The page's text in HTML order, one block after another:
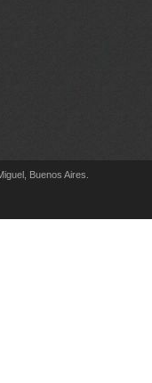
Buenos Aires.